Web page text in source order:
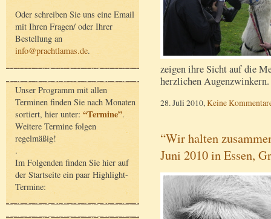
Oder schreiben Sie uns eine Email
mit Ihren Fragen/ oder Ihrer
Bestellung an
info@prachtlamas.de.
Unser Programm mit allen
Terminen finden Sie nach Monaten
sortiert, hier unter: “Termine”.
Weitere Termine folgen
regelmäßig!
.
Im Folgenden finden Sie hier auf
der Startseite ein paar Highlight-
Termine:
zeigen ihre Sicht auf die
herzlichen Augenzwinkern.
28. Juli 2010, Keine
“Wir halten
Juni 2010 in Essen,